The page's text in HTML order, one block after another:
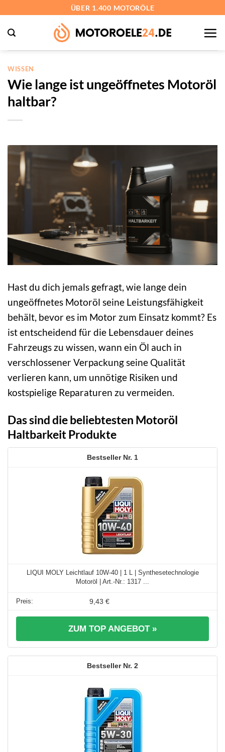
springen
ÜBER 1.400 MOTORÖLE
WISSEN
Wie lange ist ungeöffnetes Motoröl
haltbar?
Hast du dich jemals gefragt, wie lange dein
ungeöffnetes Motoröl seine Leistungsfähigkeit
behält, bevor es im Motor zum Einsatz kommt? Es
ist entscheidend für die Lebensdauer deines
Fahrzeugs zu wissen, wann ein Öl auch in
verschlossener Verpackung seine Qualität
verlieren kann, um unnötige Risiken und
kostspielige Reparaturen zu vermeiden.
Das sind die beliebtesten Motoröl
Haltbarkeit Produkte
1
LIQUI MOLY Leichtlauf 10W-40 | 1 L | Synthesetechnologie
Motoröl | Art.-Nr.: 1317 ...
9,43 €
ZUM TOP ANGEBOT »
2